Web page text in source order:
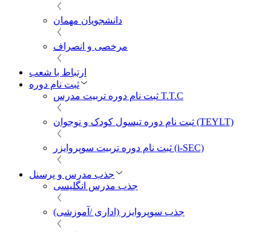
دانشجویان مهمان
مرخصی و انصراف
ارتباط با شعب
ثبت نام دوره
ثبت نام دوره تربیت مدرس T.T.C
ثبت نام دوره تیسول کودک و نوجوان (TEYLT)
ثبت نام دوره تربیت سوپروایزر (i-SEC)
جذب مدرس و پرسنل
جذب مدرس انگلیسی
جذب سوپروایزر (اداری /آموزشی)